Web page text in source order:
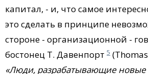
капитал, - и, что самое
это сделать в принципе
стороне - организационной -
бостонец Т. Давенпорт 5
«Люди, разрабатывающие новые